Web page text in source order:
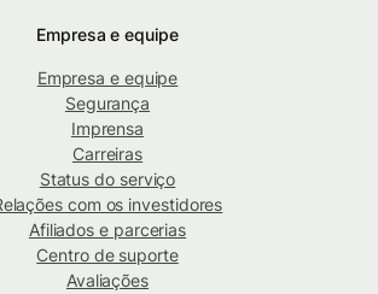
Empresa e equipe
Empresa e equipe
Segurança
Imprensa
Carreiras
Status do serviço
com os investidores
Afiliados e parcerias
Centro de suporte
Avaliações